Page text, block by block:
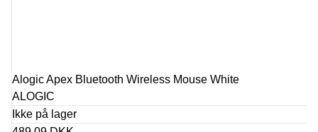
Alogic Apex Bluetooth Wireless Mouse White
ALOGIC
Ikke på lager